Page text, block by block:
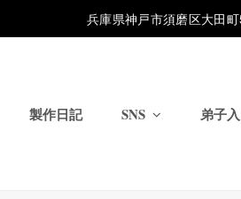
兵庫県神戸市須磨区大田
製作日記 SNS 弟子